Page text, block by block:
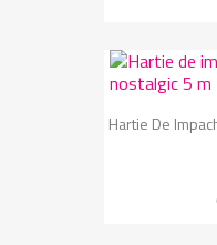
Hartie De